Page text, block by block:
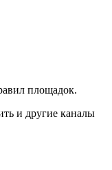
площадок.
и другие каналы